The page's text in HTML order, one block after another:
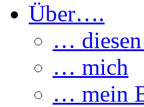
Über….
…
… mich
… mein